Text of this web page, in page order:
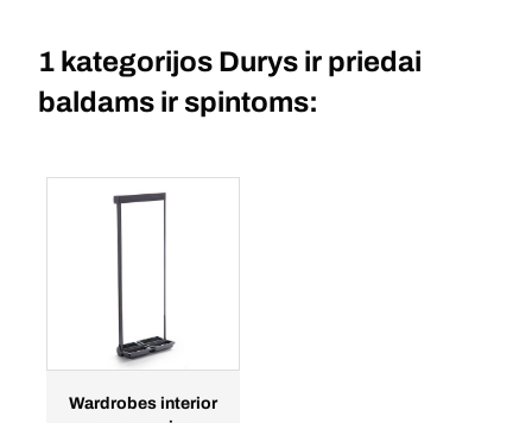
1 kategorijos Durys ir priedai
baldams ir spintoms:
Wardrobes interior